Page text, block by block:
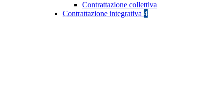
Contrattazione collettiva
Contrattazione integrativa 4